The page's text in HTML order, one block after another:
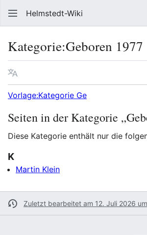
Helmstedt-Wiki
Kategorie:Geboren 1977
Sprache
Vorlage:Kategorie Ge
Seiten in der Kategorie
Diese Kategorie enthält nur die
K
Martin Klein
Zuletzt bearbeitet am 12. Juli 2026